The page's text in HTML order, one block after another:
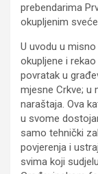
prebendarima
okupljenim
U uvodu u
okupljene i
povratak u
mjesne Crkve; u
naraštaja. Ova
u svome
samo tehnički
povjerenja i
svima koji